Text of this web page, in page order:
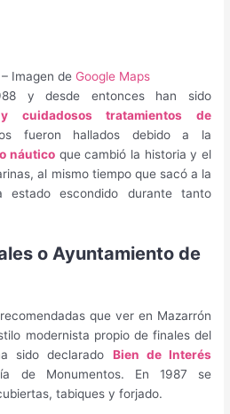
Imagen de Google Maps
y desde entonces han sido
cuidadosos tratamientos de
fueron hallados debido a la
náuticoque cambió la historia y el
al mismo tiempo que sacó a la
escondido durante tanto
o Ayuntamiento de
que ver en Mazarrón
modernista propio de finales del
sido declarado Bien de Interés
de Monumentos. En 1987 se
tabiques y forjado.